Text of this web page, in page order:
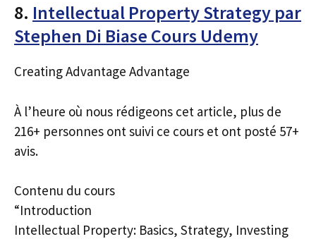
8. Intellectual Property Strategy par
Stephen Di Biase Cours Udemy
Creating Advantage Advantage
À l’heure où nous rédigeons cet article, plus de
216+ personnes ont suivi ce cours et ont posté 57+
avis.
Contenu du cours
“Introduction
Intellectual Property: Basics, Strategy, Investing